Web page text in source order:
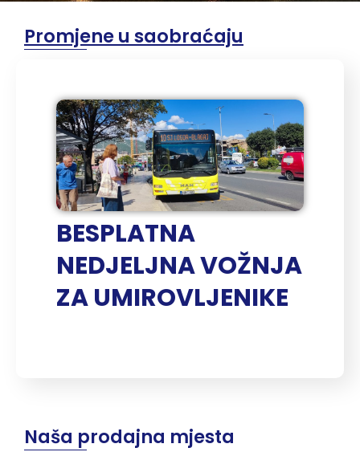
Promjene u saobraćaju
BESPLATNA
NEDJELJNA VOŽNJA
ZA UMIROVLJENIKE
Naša prodajna mjesta